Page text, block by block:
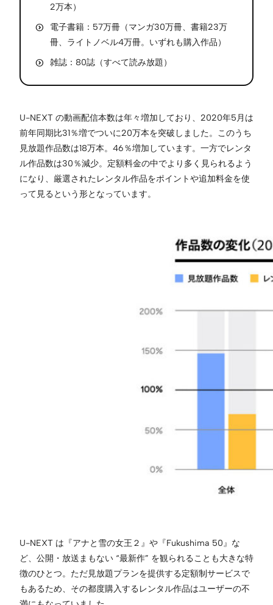
2万本）
電子書籍：57万冊（マンガ30万冊、書籍23万
冊、ライトノベル4万冊。いずれも購入作品）
雑誌：80誌（すべて読み放題）
U-NEXT の動画配信本数は年々増加しており、2020年5月は
前年同期比31％増でついに20万本を突破しました。このうち
見放題作品数は18万本。46％増加しています。一方でレンタ
ル作品数は30％減少。定額料金の中でより多く見られるよう
になり、厳選されたレンタル作品をポイントや追加料金を使
って見るという形となっています。
U-NEXT は『アナと雪の女王２』や『Fukushima 50』な
ど、公開・放送まもない “最新作” を観られることも大きな特
徴のひとつ。ただ見放題プランを提供する定額制サービスで
もあるため、その都度購入するレンタル作品はユーザーの不